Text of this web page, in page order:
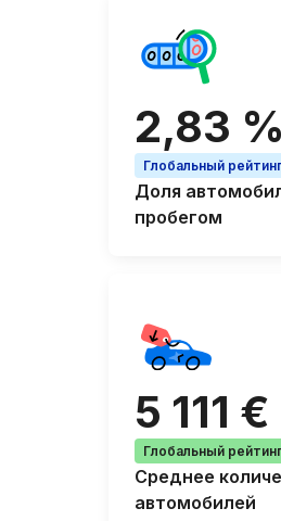
2,83 %
Глобальный
Доля
пробегом
5 111 €
Глобальный
Среднее
автомобилей